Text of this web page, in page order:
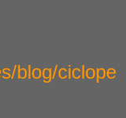
blog/ciclope